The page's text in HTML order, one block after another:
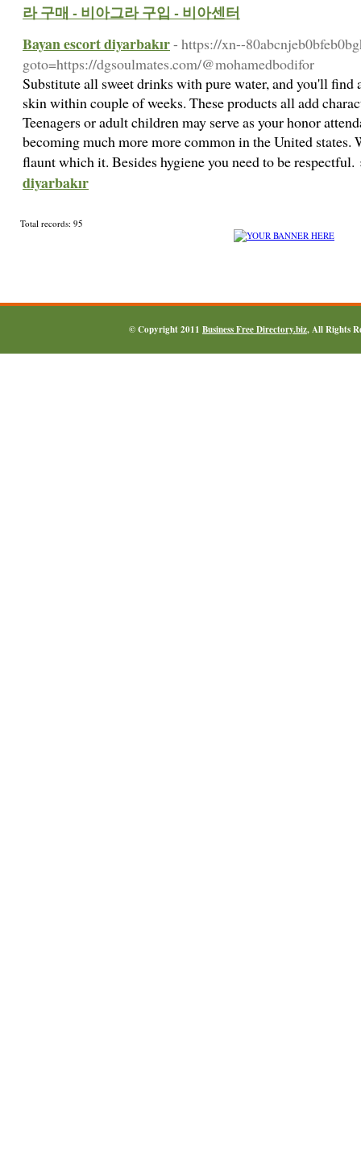
라 구매 - 비아그라 구입 - 비아센터
Bayan escort diyarbakır- https://xn--
goto=https://dgsoulmates.com/@mohamedbodifor
Substitute all sweet drinks with pure water, and you'll find
skin within couple of weeks. These products all add
Teenagers or adult children may serve as your honor
becoming much more more common in the United states.
flaunt which it. Besides hygiene you need to be
diyarbakır
Total records: 95
© Copyright 2011 Business Free Directory.biz, All Rights